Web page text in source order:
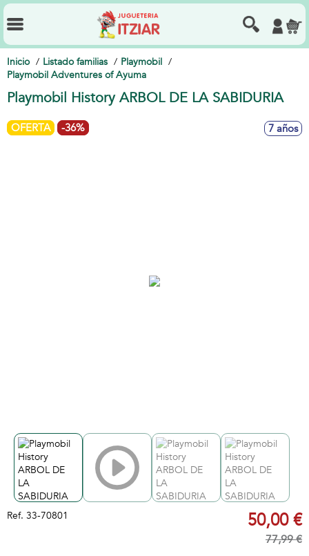
Inicio Listado familias
Playmobil
Playmobil Adventures of Ayuma
Playmobil History ARBOL DE LA SABIDURIA
OFERTA -36% 7 años
Ref. 33-70801 50,00 €
77,99 €